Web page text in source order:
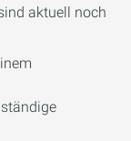
aktuell noch